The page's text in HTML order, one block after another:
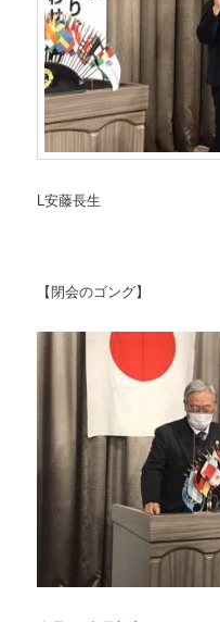
L安藤長生
【閉会のゴング】